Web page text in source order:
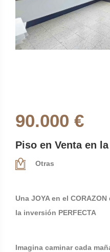
90.000 €
Piso en Venta en
Otras
Una JOYA en el
la inversión PERFECTA
Imagina caminar cada